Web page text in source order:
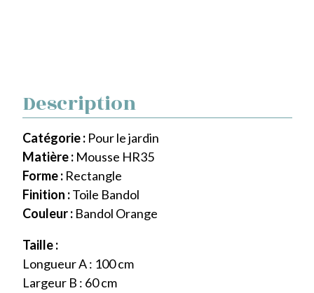
Description
Catégorie : Pour le jardin
Matière : Mousse HR35
Forme : Rectangle
Finition :Toile Bandol
Couleur : Bandol Orange
Taille :
Longueur A : 100 cm
Largeur B : 60 cm